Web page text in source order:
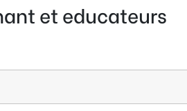
et educateurs